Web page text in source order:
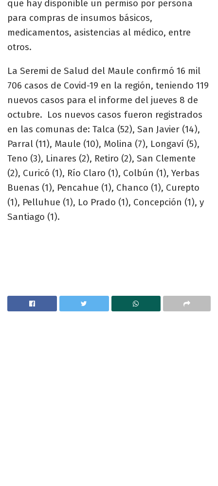
que hay disponible un permiso por persona
para compras de insumos básicos,
medicamentos, asistencias al médico, entre
otros.
La Seremi de Salud del Maule confirmó 16 mil
706 casos de Covid-19 en la región, teniendo 119
nuevos casos para el informe del jueves 8 de
octubre. Los nuevos casos fueron registrados
en las comunas de: Talca (52), San Javier (14),
Parral (11), Maule (10), Molina (7), Longaví (5),
Teno (3), Linares (2), Retiro (2), San Clemente
(2), Curicó (1), Río Claro (1), Colbún (1), Yerbas
Buenas (1), Pencahue (1), Chanco (1), Curepto
(1), Pelluhue (1), Lo Prado (1), Concepción (1), y
Santiago (1).